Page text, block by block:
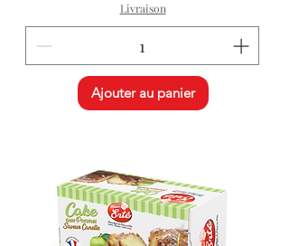
Livraison
Ajouter au panier